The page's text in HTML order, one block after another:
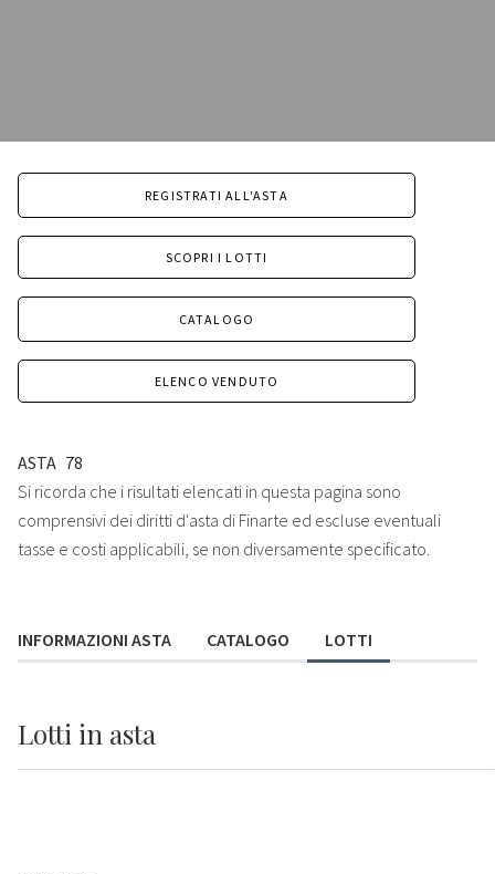
REGISTRATI ALL'ASTA
SCOPRI I LOTTI
CATALOGO
ELENCO VENDUTO
ASTA 78
Si ricorda che i risultati elencati in questa pagina sono
comprensivi dei diritti d'asta di Finarte ed escluse eventuali
tasse e costi applicabili, se non diversamente specificato.
INFORMAZIONI ASTA CATALOGO LOTTI
Lotti in asta